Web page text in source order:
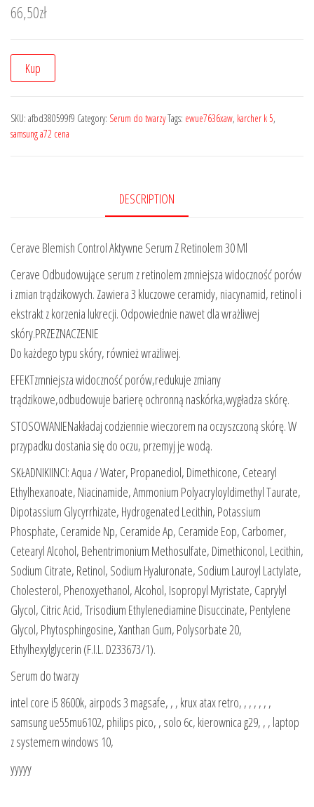
66,50zł
Kup
SKU: afbd380599f9 Category: Serum do twarzyTags: ewue7636xaw, karcher k 5,
samsung a72 cena
DESCRIPTION
Cerave Blemish Control Aktywne Serum Z Retinolem 30 Ml
Cerave Odbudowujące serum z retinolem zmniejsza widoczność porów
i zmian trądzikowych. Zawiera 3 kluczowe ceramidy, niacynamid, retinol i
ekstrakt z korzenia lukrecji. Odpowiednie nawet dla wrażliwej
skóry.PRZEZNACZENIE
Do każdego typu skóry, również wrażliwej.
EFEKTzmniejsza widoczność porów,redukuje zmiany
trądzikowe,odbudowuje barierę ochronną naskórka,wygładza skórę.
STOSOWANIENakładaj codziennie wieczorem na oczyszczoną skórę. W
przypadku dostania się do oczu, przemyj je wodą.
SKŁADNIKIINCI: Aqua / Water, Propanediol, Dimethicone, Cetearyl
Ethylhexanoate, Niacinamide, Ammonium Polyacryloyldimethyl Taurate,
Dipotassium Glycyrrhizate, Hydrogenated Lecithin, Potassium
Phosphate, Ceramide Np, Ceramide Ap, Ceramide Eop, Carbomer,
Cetearyl Alcohol, Behentrimonium Methosulfate, Dimethiconol, Lecithin,
Sodium Citrate, Retinol, Sodium Hyaluronate, Sodium Lauroyl Lactylate,
Cholesterol, Phenoxyethanol, Alcohol, Isopropyl Myristate, Caprylyl
Glycol, Citric Acid, Trisodium Ethylenediamine Disuccinate, Pentylene
Glycol, Phytosphingosine, Xanthan Gum, Polysorbate 20,
Ethylhexylglycerin (F.I.L. D233673/1).
Serum do twarzy
intel core i5 8600k, airpods 3 magsafe, , , krux atax retro, , , , , , ,
samsung ue55mu6102, philips pico, , solo 6c, kierownica g29, , , laptop
z systemem windows 10,
yyyyy